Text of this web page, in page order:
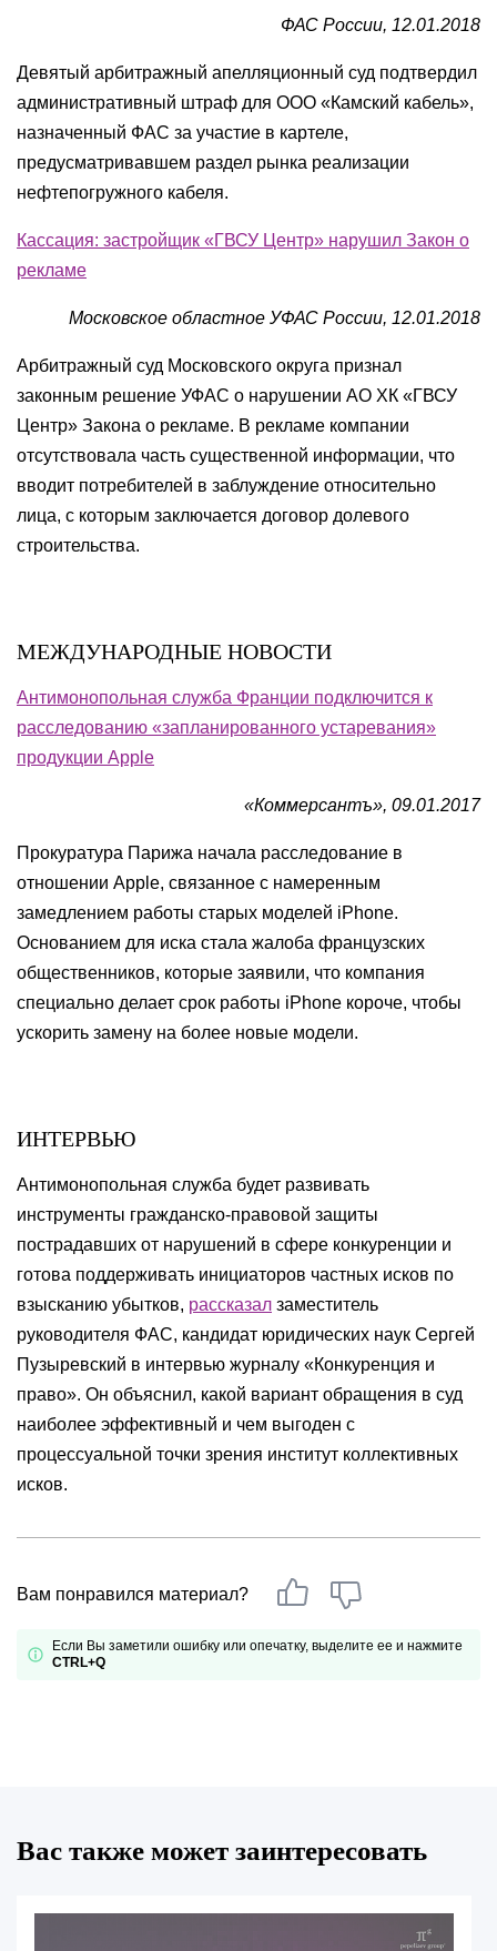
ФАС России, 12.01.2018
Девятый арбитражный апелляционный суд подтвердил
административный штраф для ООО «Камский кабель»,
назначенный ФАС за участие в картеле,
предусматривавшем раздел рынка реализации
нефтепогружного кабеля.
Кассация: застройщик «ГВСУ Центр» нарушил Закон о
рекламе
Московское областное УФАС России, 12.01.2018
Арбитражный суд Московского округа признал
законным решение УФАС о нарушении АО ХК «ГВСУ
Центр» Закона о рекламе. В рекламе компании
отсутствовала часть существенной информации, что
вводит потребителей в заблуждение относительно
лица, с которым заключается договор долевого
строительства.
МЕЖДУНАРОДНЫЕ НОВОСТИ
Антимонопольная служба Франции подключится к
расследованию «запланированного устаревания»
продукции Apple
«Коммерсантъ», 09.01.2017
Прокуратура Парижа начала расследование в
отношении Apple, связанное с намеренным
замедлением работы старых моделей iPhone.
Основанием для иска стала жалоба французских
общественников, которые заявили, что компания
специально делает срок работы iPhone короче, чтобы
ускорить замену на более новые модели.
ИНТЕРВЬЮ
Антимонопольная служба будет развивать
инструменты гражданско-правовой защиты
пострадавших от нарушений в сфере конкуренции и
готова поддерживать инициаторов частных исков по
взысканию убытков, рассказал заместитель
руководителя ФАС, кандидат юридических наук Сергей
Пузыревский в интервью журналу «Конкуренция и
право». Он объяснил, какой вариант обращения в суд
наиболее эффективный и чем выгоден с
процессуальной точки зрения институт коллективных
исков.
Вам понравился материал?
Если Вы заметили ошибку или опечатку, выделите ее и нажмите
CTRL+Q
Вас также может заинтересовать